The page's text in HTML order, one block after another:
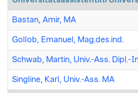
Bastan, Amir, MA
Gollob, Emanuel, Mag.des.ind.
Schwab, Martin, Univ.-Ass. Dipl.-
Singline, Karl, Univ.-Ass. MA